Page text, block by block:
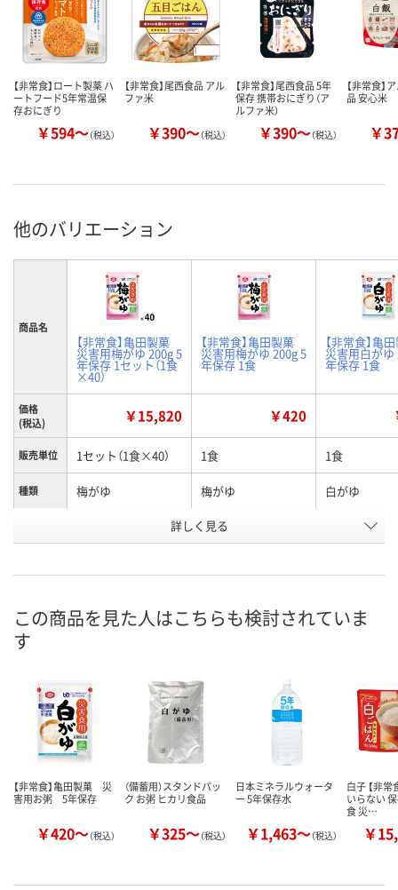
【非常食】ロート製薬 ハ
ートフード5年常温保
存おにぎり
￥594～（税込）
【非常食】尾西食品 アル
ファ米
￥390～（税込）
【非常食】尾西食品 5年
保存 携帯おにぎり（ア
ルファ米）
￥390～（税込）
【非常食】
品 安心米
￥
他のバリエーション
商品名
【非常食】亀田製菓
災害用梅がゆ 200g 5
年保存 1セット（1食
×40）
【非常食】亀田製菓
災害用梅がゆ 200g 5
年保存 1食
【非常食】亀
災害用白がゆ
年保存 1食
価格
(税込)
￥15,820 ￥420
販売単位 1セット（1食×40） 1食 1食
種類 梅がゆ 梅がゆ 白がゆ
HN78628 HN78626
8月9日（日）
カゴへ カゴへ カ
詳しく見る
この商品を見た人はこちらも検討されていま
す
【非常食】亀田製菓 災
害用お粥 5年保存
￥420～（税込）
（備蓄用）スタンドパッ
ク お粥 ヒカリ食品
￥325～（税込）
日本ミネラルウォータ
ー 5年保存水
￥1,463～（税込）
白子 【非常
いらない
食 災…
￥